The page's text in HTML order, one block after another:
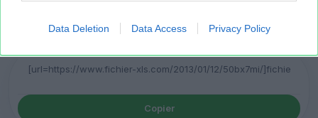
Data Deletion Data Access Privacy Policy
tableau sur un forum Web compatible avec les tags BB:
Copier